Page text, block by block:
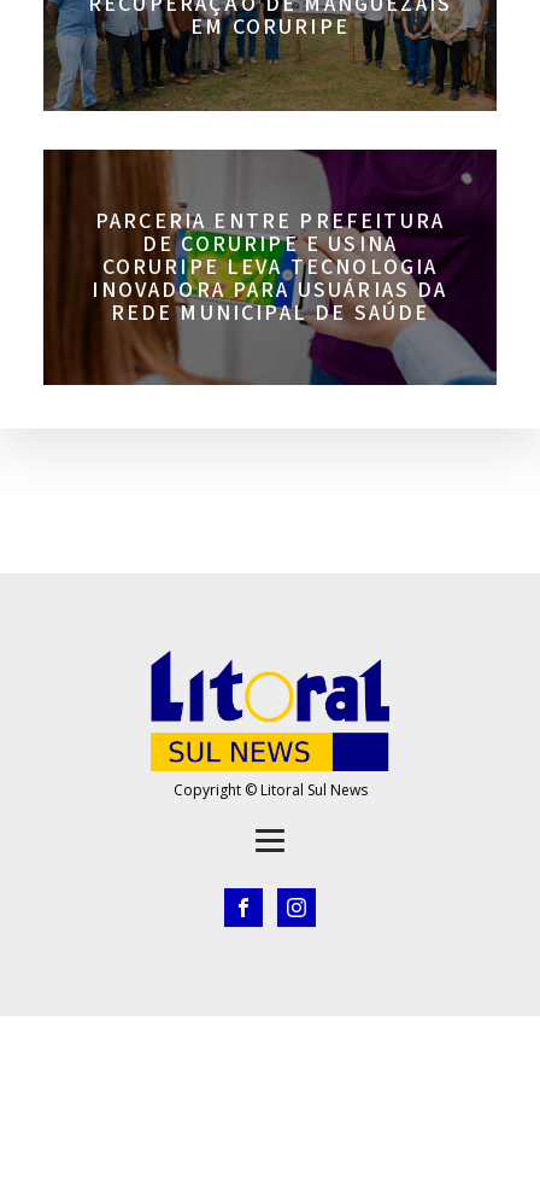
EM CORURIPE
PARCERIA ENTRE PREFEITURA
DE CORURIPE E USINA
CORURIPE LEVA TECNOLOGIA
INOVADORA PARA USUÁRIAS DA
REDE MUNICIPAL DE SAÚDE
Copyright © Litoral Sul News